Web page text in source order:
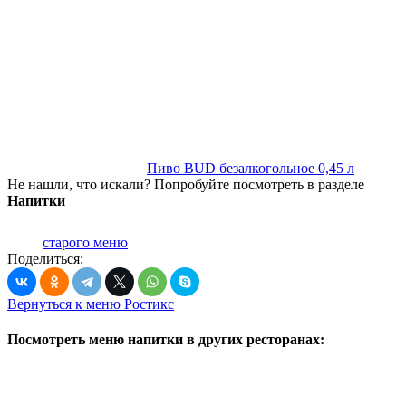
Пиво BUD безалкогольное 0,45 л
Не нашли, что искали? Попробуйте посмотреть в разделе
Напитки
старого меню
Поделиться:
Вернуться к меню Ростикс
Посмотреть меню напитки в других ресторанах: